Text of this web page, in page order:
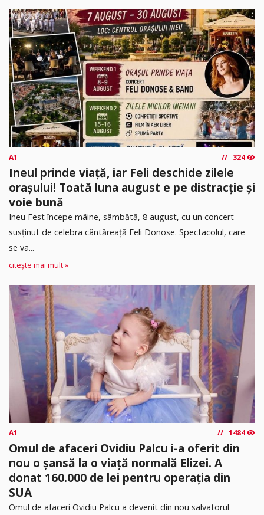
A1 324
Ineul prinde viață, iar Feli deschide zilele
orașului! Toată luna august e pe distracție și
voie bună
Ineu Fest începe mâine, sâmbătă, 8 august, cu un concert
susținut de celebra cântăreață Feli Donose. Spectacolul, care
se va...
citește mai mult »
A1 1484
Omul de afaceri Ovidiu Palcu i-a oferit din
nou o șansă la o viață normală Elizei. A
donat 160.000 de lei pentru operația din
SUA
Omul de afaceri Ovidiu Palcu a devenit din nou salvatorul